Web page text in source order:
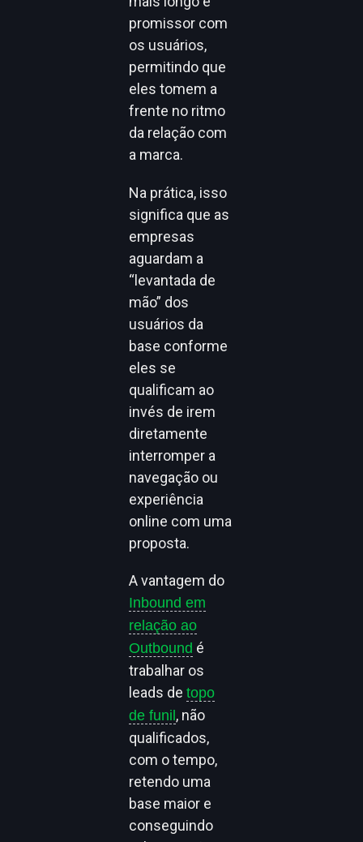
promissor com
os usuários,
permitindo que
eles tomem a
frente no ritmo
da relação com
a marca.
Na prática, isso
significa que as
empresas
aguardam a
“levantada de
mão” dos
usuários da
base conforme
eles se
qualificam ao
invés de irem
diretamente
interromper a
navegação ou
experiência
online com uma
proposta.
A vantagem do
Inbound em
relação ao
Outbound é
trabalhar os
leads detopo
de funil , não
qualificados,
com o tempo,
retendo uma
base maior e
conseguindo